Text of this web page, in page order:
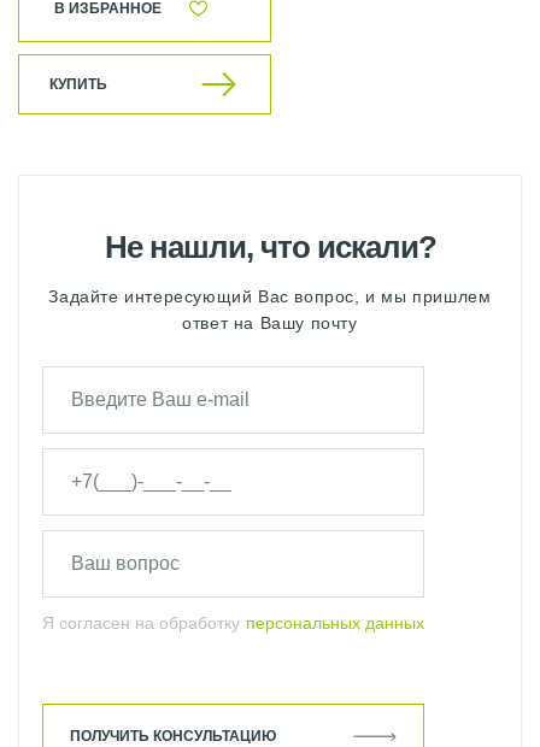
В ИЗБРАННОЕ
КУПИТЬ
Не нашли, что искали?
Задайте интересующий Вас вопрос, и мы пришлем
ответ на Вашу почту
Я согласен на обработку персональных данных
ПОЛУЧИТЬ КОНСУЛЬТАЦИЮ